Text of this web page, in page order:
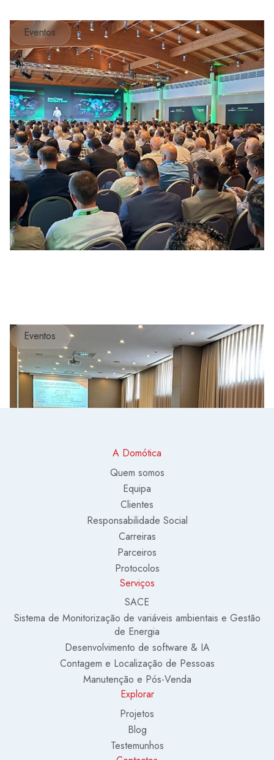
Eventos
Eventos
A Domótica
Quem somos
Equipa
Clientes
Responsabilidade Social
Carreiras
Parceiros
Protocolos
Serviços
SACE
Sistema de Monitorização de variáveis ambientais e Gestão
de Energia
Desenvolvimento de software & IA
Contagem e Localização de Pessoas
Manutenção e Pós-Venda
Explorar
Projetos
Blog
Testemunhos